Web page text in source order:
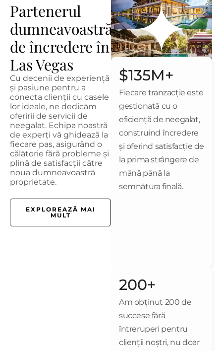
Partenerul
dumneavoastră
de încredere în
Las Vegas
Cu decenii de experiență
și pasiune pentru a
conecta clienții cu casele
lor ideale, ne dedicăm
oferirii de servicii de
neegalat. Echipa noastră
de experți vă ghidează la
fiecare pas, asigurând o
călătorie fără probleme și
plină de satisfacții către
noua dumneavoastră
proprietate.
EXPLOREAZĂ MAI
MULT
$135M+
Fiecare tranzacție este
gestionată cu o
eficiență de neegalat,
construind încredere
și oferind satisfacție de
la prima strângere de
mână până la
semnătura finală.
200+
Am obținut 200 de
succese fără
întreruperi pentru
clienții noștri, nu doar